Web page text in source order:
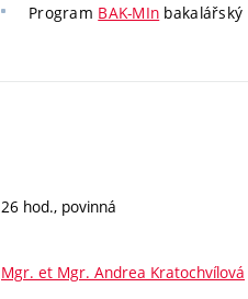
Program BAK-MIn
26 hod., povinná
Mgr. et Mgr. Andrea Kratochvílová